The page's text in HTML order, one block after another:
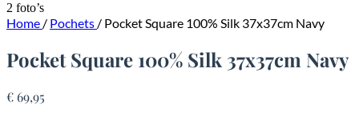
2 foto’s
Home / Pochets / Pocket Square 100% Silk 37x37cm Navy
Pocket Square 100% Silk 37x37cm Navy
€ 69,95